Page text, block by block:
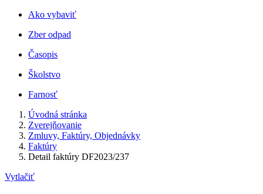
Ako vybaviť
Zber odpad
Časopis
Školstvo
Farnosť
Úvodná stránka
Zverejňovanie
Zmluvy, Faktúry, Objednávky
Faktúry
Detail faktúry DF2023/237
Vytlačiť